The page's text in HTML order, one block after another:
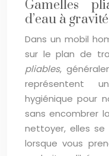
Gamelles
d’eau à gravité
Dans un mobil
sur le plan de
pliables,
représentent
hygiénique pour
sans encombrer
nettoyer, elles
lorsque vous